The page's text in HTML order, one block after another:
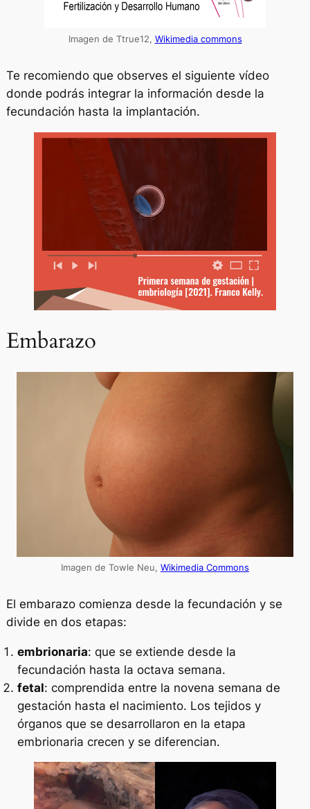
Imagen de Ttrue12, Wikimedia commons
Te recomiendo que observes el siguiente vídeo
donde podrás integrar la información desde la
fecundación hasta la implantación.
Embarazo
Imagen de Towle Neu, Wikimedia Commons
El embarazo comienza desde la fecundación y se
divide en dos etapas:
embrionaria: que se extiende desde la
fecundación hasta la octava semana.
fetal: comprendida entre la novena semana de
gestación hasta el nacimiento. Los tejidos y
órganos que se desarrollaron en la etapa
embrionaria crecen y se diferencian.